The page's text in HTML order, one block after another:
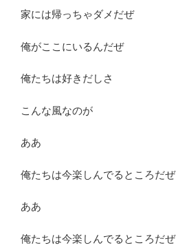
家には帰っちゃダメだぜ
俺がここにいるんだぜ
俺たちは好きだしさ
こんな風なのが
ああ
俺たちは今楽しんでるところだぜ
ああ
俺たちは今楽しんでるところだぜ